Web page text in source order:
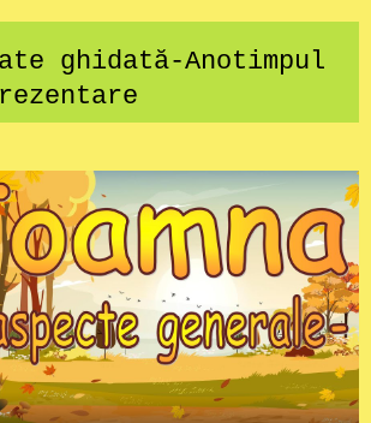
ghidată-Anotimpul